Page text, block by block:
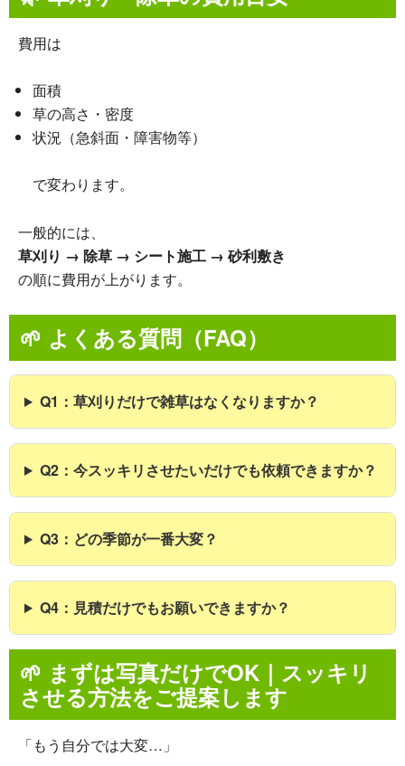
費用は
面積
草の高さ・密度
状況（急斜面・障害物等）
で変わります。
一般的には、
草刈り → 除草 → シート施工 → 砂利敷き
の順に費用が上がります。
🌱 よくある質問（FAQ）
Q1：草刈りだけで雑草はなくなりますか？
Q2：今スッキリさせたいだけでも依頼できますか？
Q3：どの季節が一番大変？
Q4：見積だけでもお願いできますか？
🌱 まずは写真だけでOK｜スッキリ
させる方法をご提案します
「もう自分では大変…」